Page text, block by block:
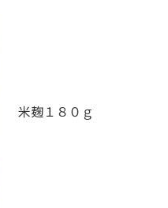
米麹１８０ｇ